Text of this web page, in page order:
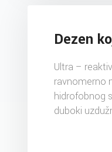
Dezen
Ultra –
ravnomerno
hidrofobnog
duboki